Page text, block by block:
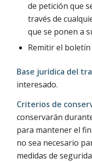
de petición que
través de
que se ponen a
Remitir el
Base jurídica del
interesado.
Criterios de
conservarán
para mantener el
no sea necesario
medidas de